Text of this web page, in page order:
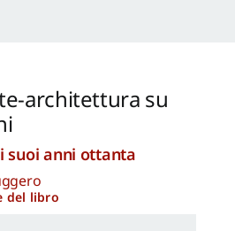
architettura su
suoi anni ottanta
del libro